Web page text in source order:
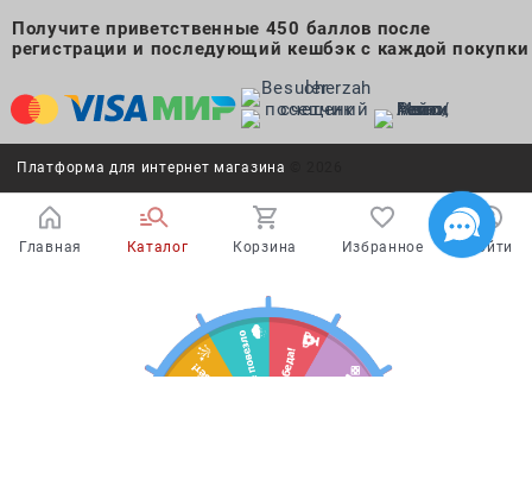
Получите приветственные 450 баллов после
регистрации и последующий кешбэк с каждой покупки
Платформа для интернет магазина
Главная Каталог Корзина Избранное Войти